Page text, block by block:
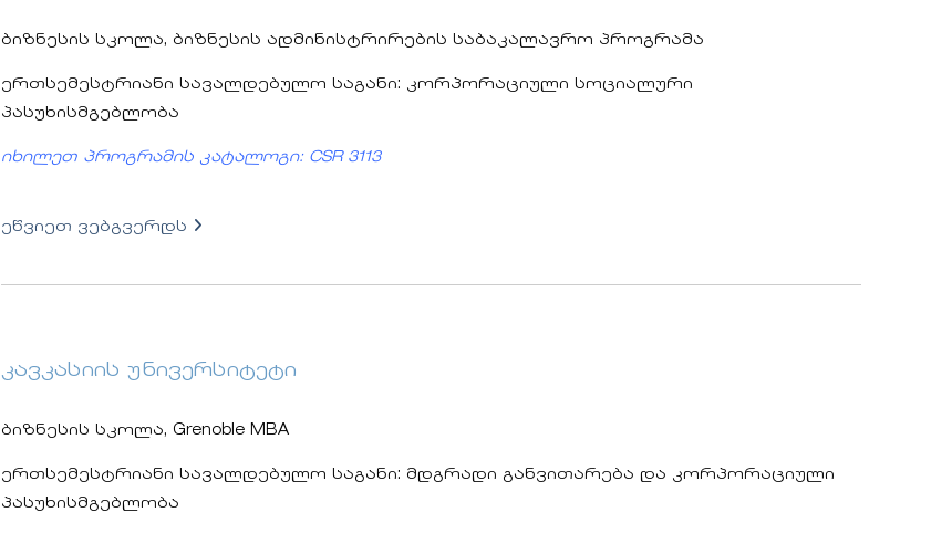
ბიზნესის სკოლა, ბიზნესის ადმინისტრირების საბაკალავრო პროგრამა
ერთსემესტრიანი სავალდებულო საგანი: კორპორაციული სოციალური
პასუხისმგებლობა
იხილეთ პროგრამის კატალოგი: CSR 3113
ეწვიეთ ვებგვერდს
კავკასიის უნივერსიტეტი
ბიზნესის სკოლა, Grenoble MBA
ერთსემესტრიანი სავალდებულო საგანი: მდგრადი განვითარება და კორპორაციული
პასუხისმგებლობა